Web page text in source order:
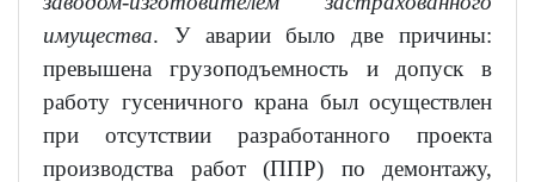
имущества. У аварии было две причины:
превышена грузоподъемность и допуск в
работу гусеничного крана был осуществлен
при отсутствии разработанного проекта
производства работ (ППР) по демонтажу,